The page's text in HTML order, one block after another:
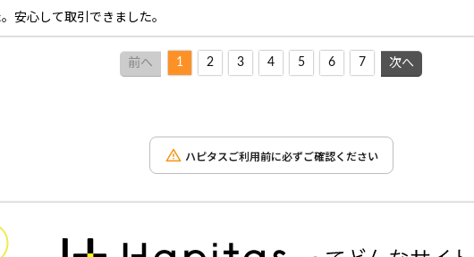
安心して取引できました。
前へ 1 2 3 4 5 6 7 次へ
ハピタスご利用前に必ずご確認ください